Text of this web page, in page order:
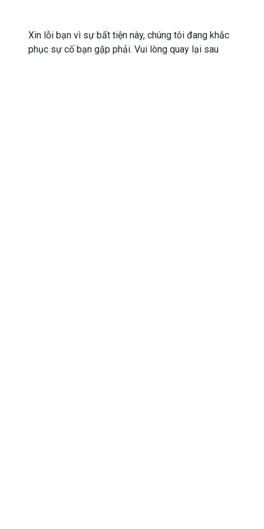
Xin lỗi bạn vì sự bất tiện này, chúng tôi đang khắc
phục sự cố bạn gặp phải. Vui lòng quay lại sau